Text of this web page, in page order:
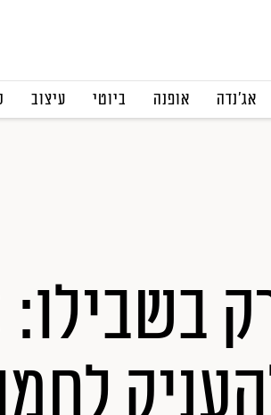
אג׳נדה אופנה ביוטי עיצוב